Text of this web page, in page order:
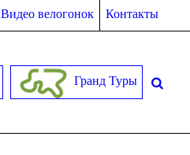
Видео велогонок Контакты
Гранд Туры